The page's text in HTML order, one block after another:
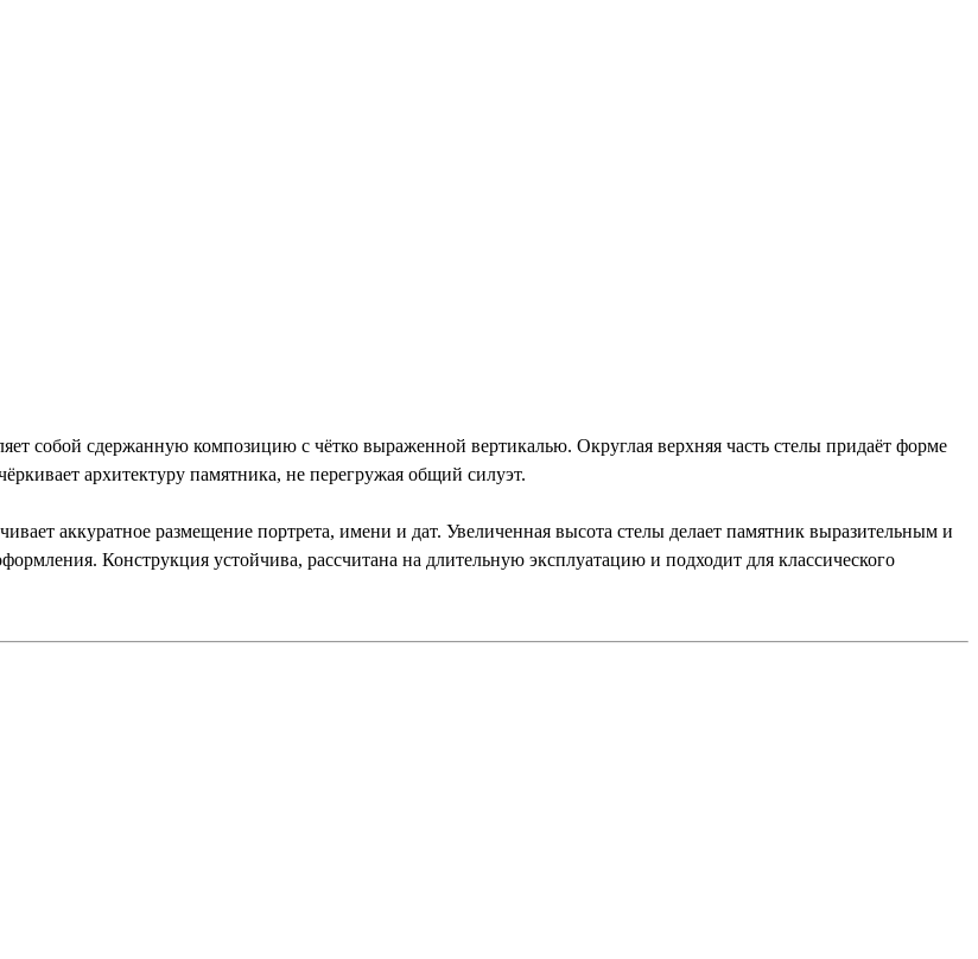
собой сдержанную композицию с чётко выраженной вертикалью. Округлая верхняя часть стелы придаёт форме
архитектуру памятника, не перегружая общий силуэт.
аккуратное размещение портрета, имени и дат. Увеличенная высота стелы делает памятник выразительным и
Конструкция устойчива, рассчитана на длительную эксплуатацию и подходит для классического